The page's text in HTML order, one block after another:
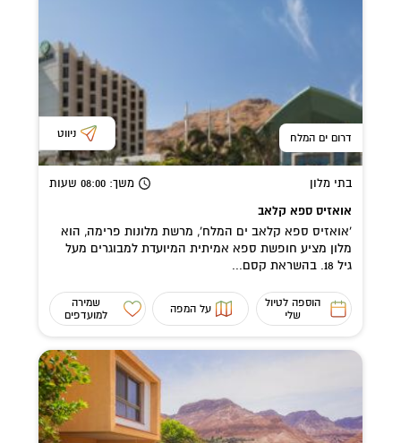
דרום ים המלח ניווט
בתי מלון משך: 08:00 שעות
אואזיס ספא קלאב
'אואזיס ספא קלאב ים המלח', מרשת מלונות פרימה, הוא
מלון מציע חופשת ספא אמיתית המיועדת למבוגרים מעל
גיל 18. בהשראת קסם...
הוספה לטיול
שלי
על המפה
שמירה
למועדפים